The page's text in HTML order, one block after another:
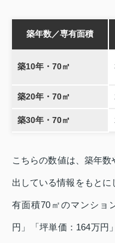
築年数／専有面積
築10年・70㎡
築20年・70㎡
築30年・70㎡
こちらの数値は、築年
出している情報をもと
有面積70㎡のマンショ
円」「坪単価：164万円